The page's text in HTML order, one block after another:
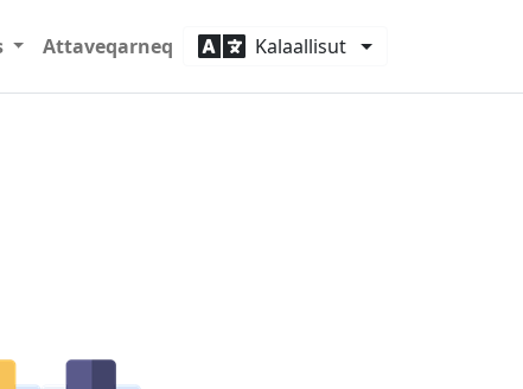
Attaveqarneq Kalaallisut